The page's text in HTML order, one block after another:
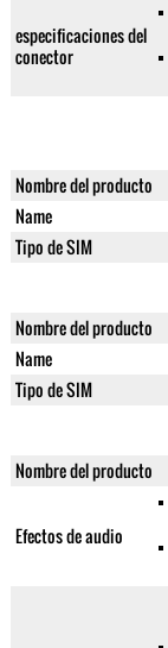
especificaciones del
conector
Nombre del producto
Name
Tipo de SIM
Nombre del producto
Name
Tipo de SIM
Nombre del producto
Efectos de audio